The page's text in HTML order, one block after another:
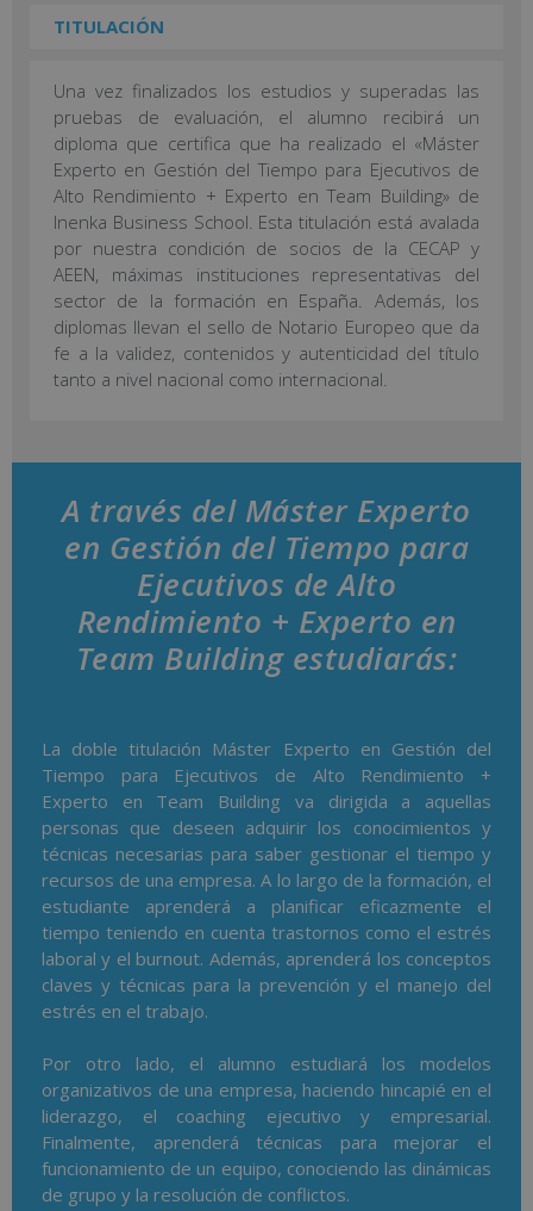
TITULACIÓN
Una vez finalizados los estudios y superadas las
pruebas de evaluación, el alumno recibirá un
diploma que certifica que ha realizado el «Máster
Experto en Gestión del Tiempo para Ejecutivos de
Alto Rendimiento + Experto en Team Building» de
Inenka Business School. Esta titulación está avalada
por nuestra condición de socios de la CECAP y
AEEN, máximas instituciones representativas del
sector de la formación en España. Además, los
diplomas llevan el sello de Notario Europeo que da
fe a la validez, contenidos y autenticidad del título
tanto a nivel nacional como internacional.
A través del Máster Experto
en Gestión del Tiempo para
Ejecutivos de Alto
Rendimiento + Experto en
Team Building estudiarás:
La doble titulación Máster Experto en Gestión del
Tiempo para Ejecutivos de Alto Rendimiento +
Experto en Team Building va dirigida a aquellas
personas que deseen adquirir los conocimientos y
técnicas necesarias para saber gestionar el tiempo y
recursos de una empresa. A lo largo de la formación, el
estudiante aprenderá a planificar eficazmente el
tiempo teniendo en cuenta trastornos como el estrés
laboral y el burnout. Además, aprenderá los conceptos
claves y técnicas para la prevención y el manejo del
estrés en el trabajo.
Por otro lado, el alumno estudiará los modelos
organizativos de una empresa, haciendo hincapié en el
liderazgo, el coaching ejecutivo y empresarial.
Finalmente, aprenderá técnicas para mejorar el
funcionamiento de un equipo, conociendo las dinámicas
de grupo y la resolución de conflictos.